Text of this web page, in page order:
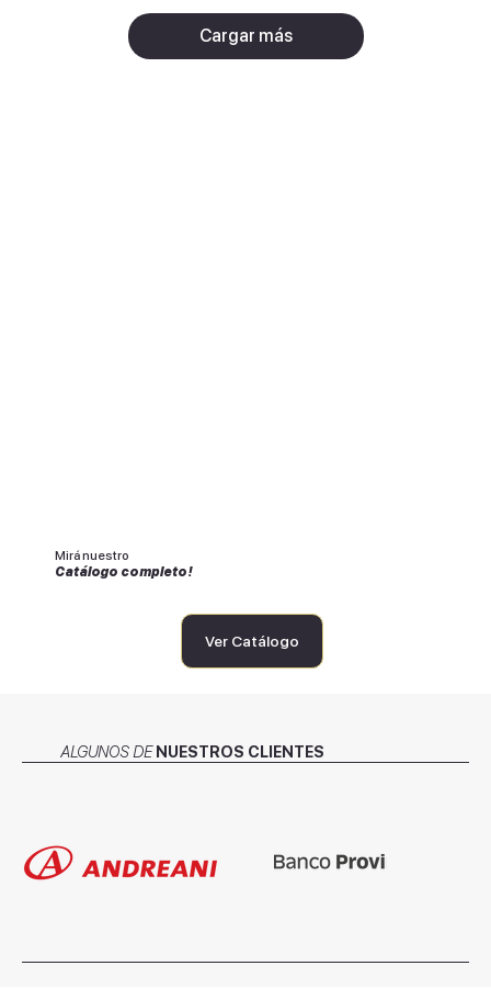
Cargar más
Mirá nuestro
Catálogo completo!
Ver Catálogo
ALGUNOS DENUESTROS CLIENTES